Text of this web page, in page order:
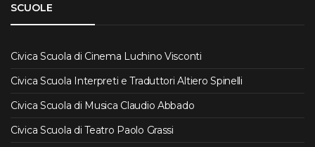
SCUOLE
Civica Scuola di Cinema Luchino Visconti
Civica Scuola Interpreti e Traduttori Altiero Spinelli
Civica Scuola di Musica Claudio Abbado
Civica Scuola di Teatro Paolo Grassi